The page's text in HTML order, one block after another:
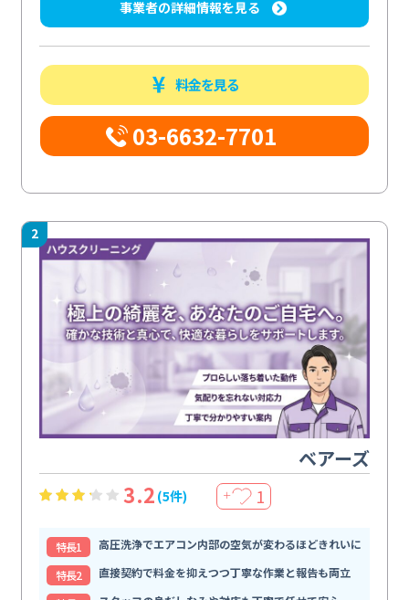
事業者の詳細情報を見る
料金を見る
03-6632-7701
2
ベアーズ
3.2 (5件) ＋ 1
特⻑1
高圧洗浄でエアコン内部の空気が変わるほどきれいに
特⻑2
直接契約で料金を抑えつつ丁寧な作業と報告も両立